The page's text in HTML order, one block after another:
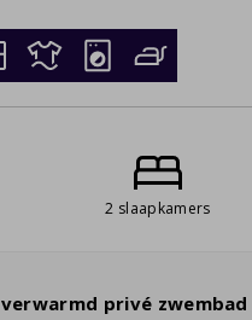
2 slaapkamers
verwarmd privé zwembad